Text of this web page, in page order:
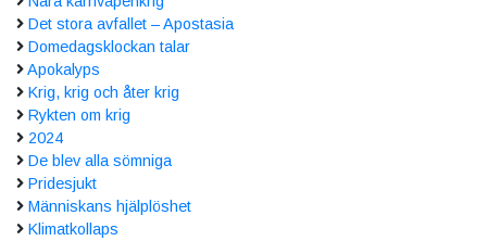
Det stora avfallet – Apostasia
Domedagsklockan talar
Apokalyps
Krig, krig och åter krig
Rykten om krig
2024
De blev alla sömniga
Pridesjukt
Människans hjälplöshet
Klimatkollaps